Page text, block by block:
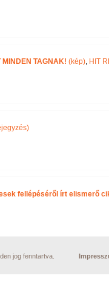
MINDEN TAGNAK! (kép), HIT
fellépéséről írt elismerő
jog fenntartva.